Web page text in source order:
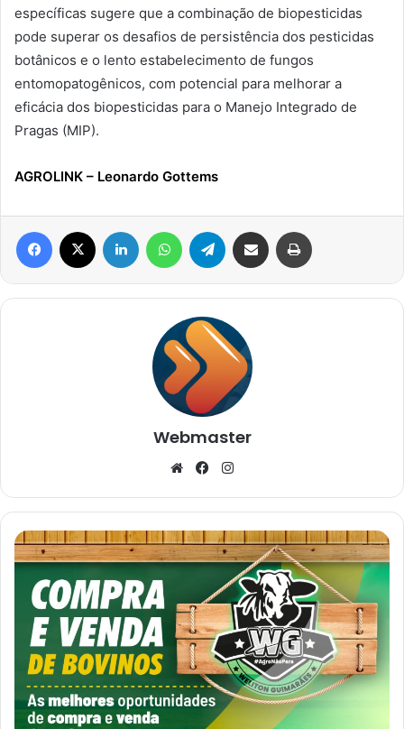
específicas sugere que a combinação de biopesticidas
pode superar os desafios de persistência dos pesticidas
botânicos e o lento estabelecimento de fungos
entomopatogênicos, com potencial para melhorar a
eficácia dos biopesticidas para o Manejo Integrado de
Pragas (MIP).
AGROLINK – Leonardo Gottems
Facebook Linkedin WhatsAppTelegram Compartilhar via e-mail
Webmaster
WebsiteFacebook